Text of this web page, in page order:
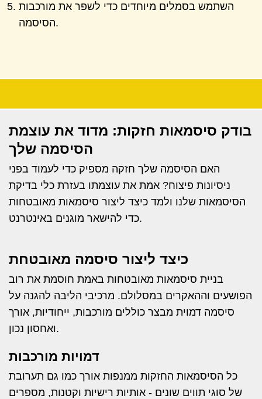
השתמש בסמלים מיוחדים כדי לשפר את מורכבות
הסיסמה.
בודק סיסמאות חזקות: מדוד את עוצמת
הסיסמה שלך
האם הסיסמה שלך חזקה מספיק כדי לעמוד בפני
ניסיונות פיצוח? אמת את עוצמתו בעזרת כלי בדיקת
הסיסמאות שלנו ולמד כיצד ליצור סיסמאות מאובטחות
כדי להישאר מוגנים באינטרנט.
כיצד ליצור סיסמה מאובטחת
בניית סיסמאות מאובטחות באמת חוסמת את רוב
הפושעים וההאקרים במסלולם. מרכיבי הליבה להגנה על
סיסמה דמוית מבצר כוללים מורכבות, ייחודיות, אורך
ואחסון נכון.
דמויות מורכבות
כל הסיסמאות החזקות ממנפות אורך כמו גם תערובת
של סוגי תווים שונים - אותיות רישיות וקטנות, מספרים